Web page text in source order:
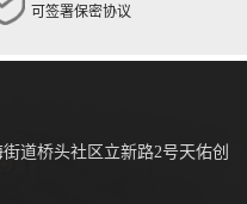
可签署保密协议
道桥头社区立新路2号天佑创